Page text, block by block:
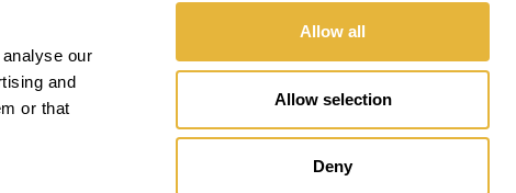
our
and
or that
Allow all
Allow selection
Deny